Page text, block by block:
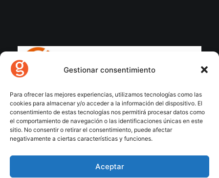
Gestionar consentimiento
Para ofrecer las mejores experiencias, utilizamos tecnologías como las
cookies para almacenar y/o acceder a la información del dispositivo. El
consentimiento de estas tecnologías nos permitirá procesar datos como
el comportamiento de navegación o las identificaciones únicas en este
sitio. No consentir o retirar el consentimiento, puede afectar
negativamente a ciertas características y funciones.
Aceptar